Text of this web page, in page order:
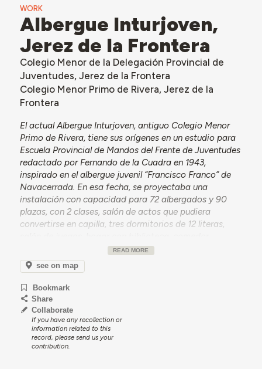
WORK
Albergue Inturjoven,
Jerez de la Frontera
Colegio Menor de la Delegación Provincial de
Juventudes, Jerez de la Frontera
Colegio Menor Primo de Rivera, Jerez de la
Frontera
El actual Albergue Inturjoven, antiguo Colegio Menor
Primo de Rivera, tiene sus orígenes en un estudio para
Escuela Provincial de Mandos del Frente de Juventudes
redactado por Fernando de la Cuadra en 1943,
inspirado en el albergue juvenil “Francisco Franco” de
Navacerrada. En esa fecha, se proyectaba una
instalación con capacidad para 72 albergados y 90
plazas, con 2 clases, salón de actos que pudiera
convertirse en capilla, tres dormitorios de 12 literas,
enfermería, secretaria, salas y dormitorios para
mandos. En 1955 vuelve a surgir un proyecto de
Fernando de la Cuadra de
Frente de Juventudes
entrada prevista a partir de la Carretera General de
Madrid a Cádiz (actual Avenida Blas Infante), con
acceso a una plaza con monumento al deportista y
donde se ubicaba, en frente a la entrada, el Hogar de
Juventud. A mano izquierda (sur) se situarían la piscina
READ MORE
see on map
Bookmark
Share
Collaborate
If you have any recollection or
information related to this
record, please send us your
contribution.